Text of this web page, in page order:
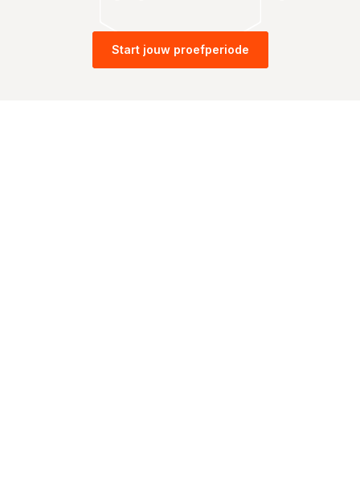
Start jouw proefperiode